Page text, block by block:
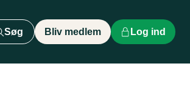
Søg Bliv medlem Log ind